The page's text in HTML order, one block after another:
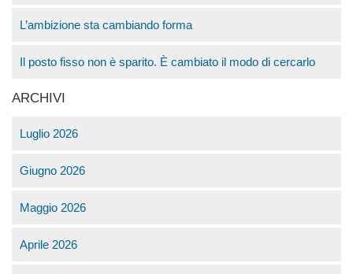
L’ambizione sta cambiando forma
Il posto fisso non è sparito. È cambiato il modo di cercarlo
ARCHIVI
Luglio 2026
Giugno 2026
Maggio 2026
Aprile 2026